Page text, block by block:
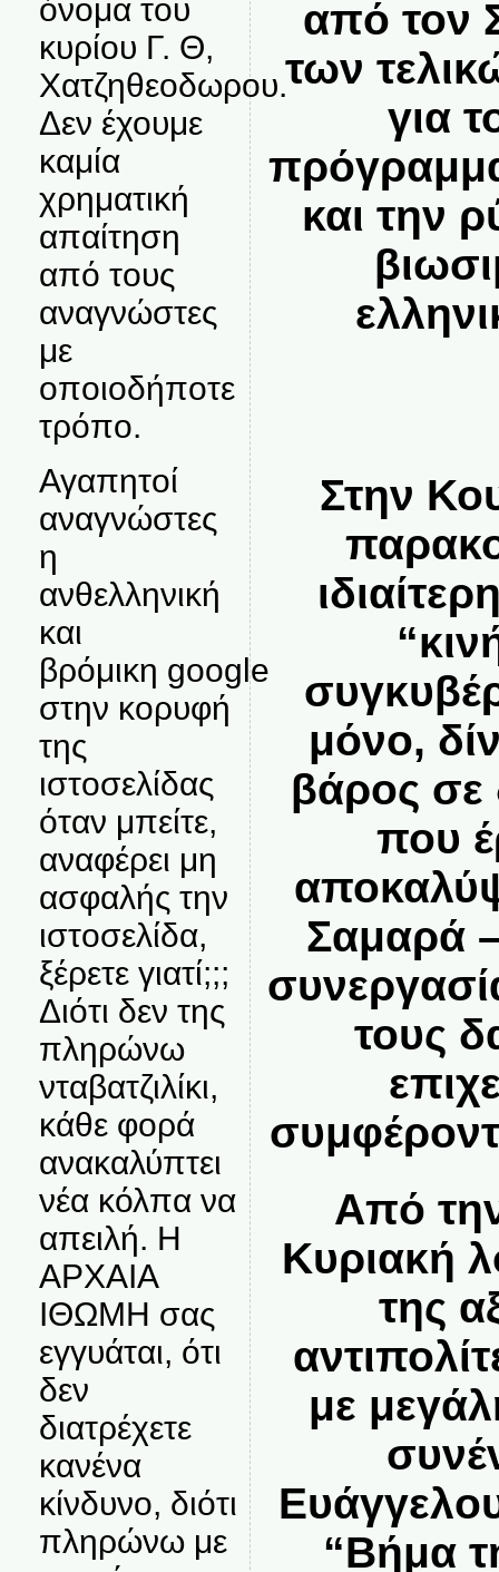
όνομα του
κυρίου Γ. Θ,
Χατζηθεοδωρου.
Δεν έχουμε
καμία
χρηματική
απαίτηση
από τους
αναγνώστες
με
οποιοδήποτε
τρόπο.
Αγαπητοί
αναγνώστες
η
ανθελληνική
και
βρόμικη google
στην κορυφή
της
ιστοσελίδας
όταν μπείτε,
αναφέρει μη
ασφαλής την
ιστοσελίδα,
ξέρετε γιατί;;;
Διότι δεν της
πληρώνω
νταβατζιλίκι,
κάθε φορά
ανακαλύπτει
νέα κόλπα να
απειλή. Η
ΑΡΧΑΙΑ
ΙΘΩΜΗ σας
εγγυάται, ότι
δεν
διατρέχετε
κανένα
κίνδυνο, διότι
πληρώνω με
από τον
των
για
και την
Στην
μόνο,
βάρος σε
που
Σαμαρά
τους
Από
Κυριακή
της
με
“Βήμα